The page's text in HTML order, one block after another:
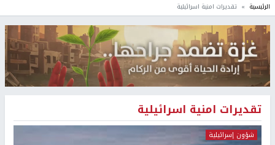
الرئيسية تقديرات امنية اسرائيلية
تقديرات امنية اسرائيلية
شؤون إسرائيلية